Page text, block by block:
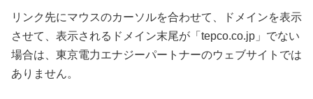
リンク先にマウスのカーソルを合わせて、ドメインを表示
させて、表示されるドメイン末尾が「tepco.co.jp」でない
場合は、東京電力エナジーパートナーのウェブサイトでは
ありません。